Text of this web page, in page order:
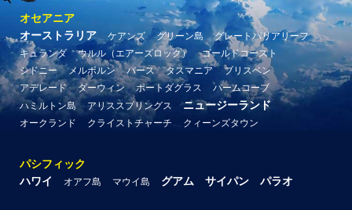
オセアニア
オーストラリア
ケアンズ グリーン島
グレートバリアリーフ
キュランダ
ウルル（エアーズロック）
ゴールドコースト
シドニー
メルボルン パース タスマニア
ブリスベン
アデレード
ダーウィン ポートダグラス
パームコーブ
ハミルトン島
アリススプリングス ニュージーランド
オークランド クライストチャーチ クィーンズタウン
パシフィック
ハワイ
オアフ島 マウイ島 グアム サイパン パラオ